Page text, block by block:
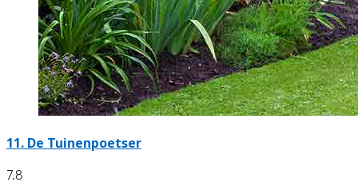
11. De Tuinenpoetser
7.8